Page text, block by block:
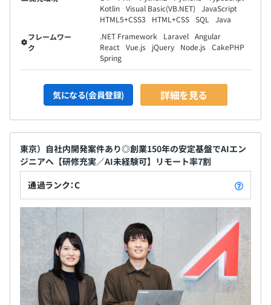
Kotlin Visual Basic(VB.NET)
JavaScript
HTML5+CSS3
HTML+CSS SQL
Java
フレームワー
ク
.NET Framework Laravel Angular
React
Vue.js jQuery Node.js CakePHP
Spring
気になる(会員登録) 詳細を見る
東京）自社内開発案件あり◎創業150年の安定基盤でAIエン
ジニアへ【研修充実／AI未経験可】リモート率7割
通過ランク：C